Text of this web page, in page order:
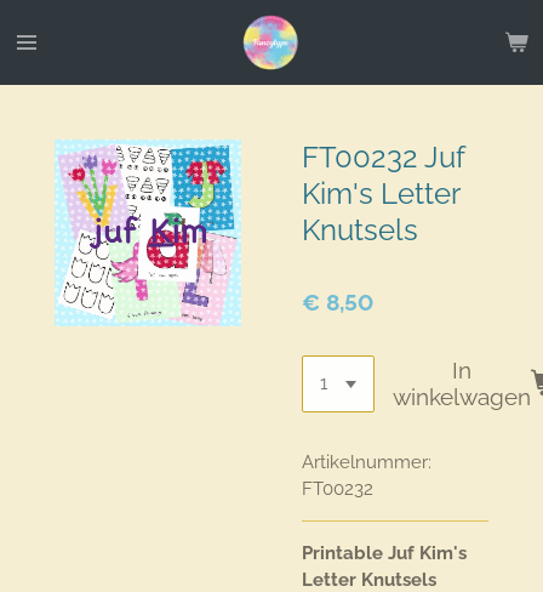
direct
FT00232 Juf
Kim's Letter
Knutsels
€ 8,50
In
winkelwagen
Artikelnummer:
FT00232
Printable Juf Kim's
Letter Knutsels